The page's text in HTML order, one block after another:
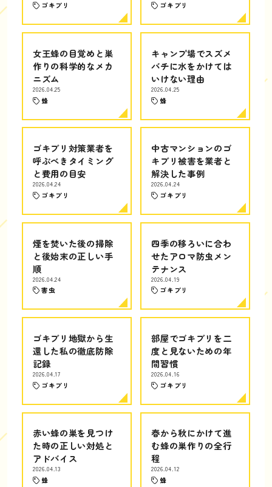
ゴキブリ ゴキブリ
女王蜂の目覚めと巣
作りの科学的なメカ
ニズム
2026.04.25
蜂
キャンプ場でスズメ
バチに水をかけては
いけない理由
2026.04.25
蜂
ゴキブリ対策業者を
呼ぶべきタイミング
と費用の目安
2026.04.24
ゴキブリ
中古マンションのゴ
キブリ被害を業者と
解決した事例
2026.04.24
ゴキブリ
煙を焚いた後の掃除
と後始末の正しい手
順
2026.04.24
害虫
四季の移ろいに合わ
せたアロマ防虫メン
テナンス
2026.04.19
ゴキブリ
ゴキブリ地獄から生
還した私の徹底防除
記録
2026.04.17
ゴキブリ
部屋でゴキブリを二
度と見ないための年
間習慣
2026.04.16
ゴキブリ
赤い蜂の巣を見つけ
た時の正しい対処と
アドバイス
2026.04.13
蜂
春から秋にかけて進
む蜂の巣作りの全行
程
2026.04.12
蜂